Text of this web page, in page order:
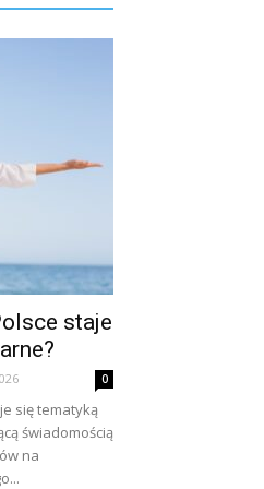
staje
0
się tematyką
świadomością
na